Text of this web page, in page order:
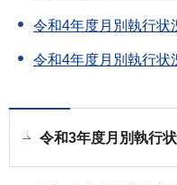
令和4年度月別執行状
令和4年度月別執行状
令和3年度月別執行